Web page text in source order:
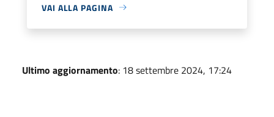
VAI ALLA PAGINA
Ultimo aggiornamento: 18 settembre 2024, 17:24